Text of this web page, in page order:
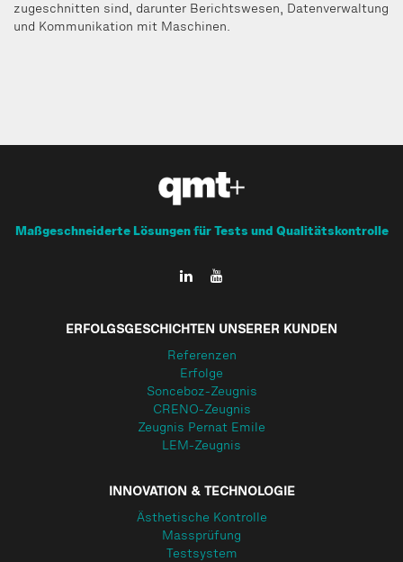
zugeschnitten sind, darunter Berichtswesen, Datenverwaltung
und Kommunikation mit Maschinen.
Maßgeschneiderte Lösungen für Tests und Qualitätskontrolle
ERFOLGSGESCHICHTEN UNSERER KUNDEN
Referenzen
Erfolge
Sonceboz-Zeugnis
CRENO-Zeugnis
Zeugnis Pernat Emile
LEM-Zeugnis
INNOVATION & TECHNOLOGIE
Ästhetische Kontrolle
Massprüfung
Testsystem